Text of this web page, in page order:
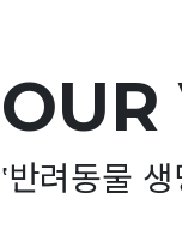
‛반려동물